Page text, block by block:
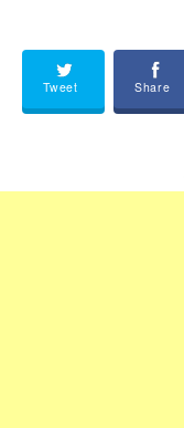
Tweet Share